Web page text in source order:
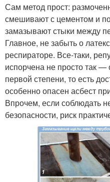
Сам метод прост:
смешивают с цементом и
замазывают стыки между
Главное, не забыть о
респираторе. Все-таки,
испорчена не просто так —
первой степени, то есть
особенно опасен асбест
Впрочем, если соблюдать
безопасности, риск